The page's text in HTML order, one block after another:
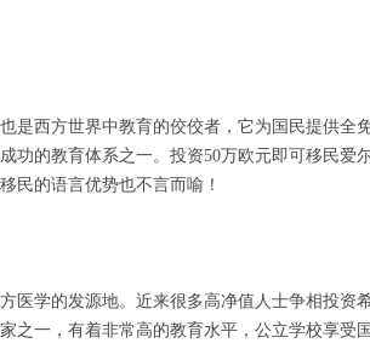
是西方世界中教育的佼佼者，它为国民提供全
功的教育体系之一。投资50万欧元即可移民爱
民的语言优势也不言而喻！
医学的发源地。近来很多高净值人士争相投资
之一，有着非常高的教育水平，公立学校享受